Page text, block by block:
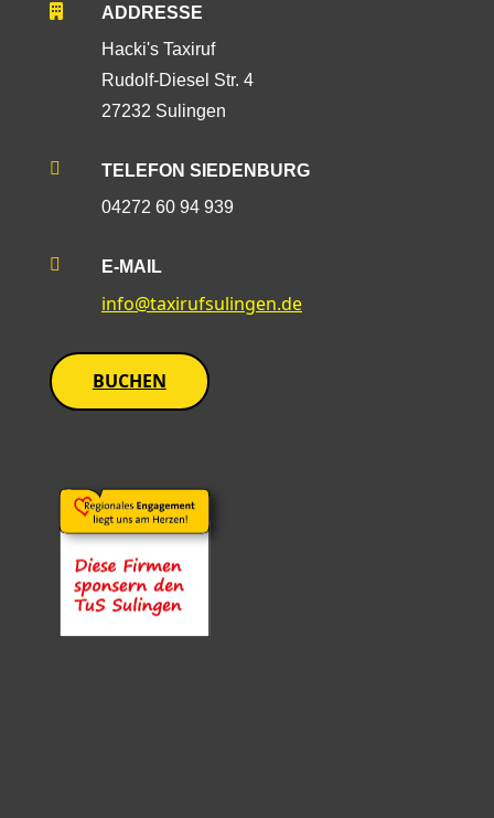

ADDRESSE
Hacki's Taxiruf
Rudolf-Diesel Str. 4
27232 Sulingen

TELEFON SIEDENBURG
04272 60 94 939
 E-MAIL
info@taxirufsulingen.de
BUCHEN